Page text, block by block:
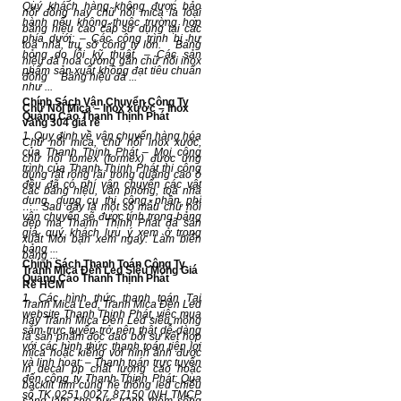
Quý khách hàng không được bảo
hành nếu không thuộc trường hợp
phía dưới: – Các công trình bị hư
hỏng do lỗi kỹ thuật. – Các sản
phẩm sản xuất không đạt tiêu chuẩn
như ...
Chính Sách Vận Chuyển Công Ty
Quảng Cáo Thanh Thịnh Phát
1. Quy định về vận chuyển hàng hóa
của Thanh Thịnh Phát – Mọi công
trình của Thanh Thịnh Phát thi công
đều đã có phí vận chuyển các vật
dụng, dụng cụ thi công, phần phí
vận chuyển sẽ được tính trong bảng
giá, quý khách lưu ý xem ở trong
bảng ...
Chính Sách Thanh Toán Công Ty
Quảng Cáo Thanh Thịnh Phát
1. Các hình thức thanh toán Tại
website Thanh Thịnh Phát, việc mua
sắm trực tuyến trở nên thật dễ dàng
với các hình thức thanh toán tiện lợi
và linh hoạt: – Thanh toán trực tuyến
đến công ty Thanh Thịnh Phát: Qua
số TK 0251 0027 87150 (NH TMCP
nổi đồng hay chữ nổi mica là loại
bảng hiệu cao cấp sử dụng tại các
toà nhà, trụ sở công ty lớn. Bảng
hiệu đá hoa cương gắn chữ nổi inox
đồng Bảng hiệu đá ...
Chữ Nổi Mica – Inox xước – Inox
vàng 304 giá rẻ
Chữ nổi mica, chữ nổi inox xước,
chữ nổi fomex (formex) được ứng
dụng rất rộng rãi trong quảng cáo ở
các bảng hiệu, văn phòng, toà nhà
….. Sau đây là một số mẫu chữ nổi
đẹp mà Thanh Thịnh Phát đã sản
xuất Mời bạn xem ngay: Làm biển
bảng ...
Tranh Mica Đèn Led Siêu Mỏng Giá
Rẻ HCM
Tranh Mica Led, Tranh Mica Đèn Led
hay Tranh Mica Đèn Led siêu mỏng
là sản phẩm độc đáo bởi sự kết hợp
mica hoặc kiếng với hình ảnh được
in decal pp chất lượng cao hoặc
backlit film cùng hệ thống led chiếu